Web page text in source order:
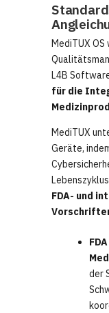
MediTUX
L4B
für die
MediTUX
Geräte,
FDA- und
der